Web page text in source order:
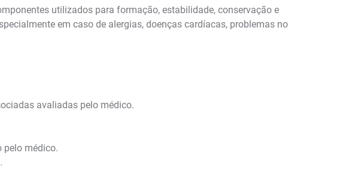
utilizados para formação, estabilidade, conservação e
em caso de alergias, doenças cardíacas, problemas no
avaliadas pelo médico.
pelo médico.